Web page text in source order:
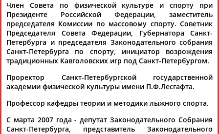
...удачи спортсменам и шестикратная олимпийская
чемпионкаЛюбовь Егорова
: "ОИ - это праздник спорта. Мы
ожидаем как... ...впервые, на них не такое большое
давление, - цитируетЕгоровуагентство "Р-Спорт". -
Выступаешь на...
(Проект: Информационное агентство СТАДИОН)
30.01.2014
Спортсмены поддержали инициативу Санкт-Петербурга по
проведению Олимпиады
...вали на встрече -
Любовь Егорова
, Евгений Плющенко,
Алексей Урманов и победители различных чемпионатов,
(Проект:Информационное агентство СТАДИОН)
18.11.2013
Член Совета по физической культуре и спорту при
Президенте Российской Федерации, заместитель
председателя Комиссии по массовому спорту. Советник
Председателя Совета Федерации, Губернатора Санкт-
Петербурга и председателя Законодательного собрания
Санкт-Петербурга по спорту, инициатор возрождения
традиционных Кавголовских игр под Санкт-Петербургом.
Проректор Санкт-Петербургской государственной
академии физической культуры имени П.Ф.Лесгафта.
Профессор кафедры теории и методики лыжного спорта.
С марта 2007 года - депутат Законодательного Собрания
Санкт-Петербурга, представитель Законодательного